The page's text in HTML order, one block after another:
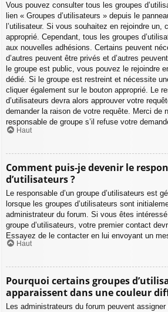
Vous pouvez consulter tous les groupes
lien « Groupes d’utilisateurs » depuis le
l’utilisateur. Si vous souhaitez en rejoindre un,
approprié. Cependant, tous les groupes
aux nouvelles adhésions. Certains peuvent
d’autres peuvent être privés et d’autres
le groupe est public, vous pouvez le rejoindre
dédié. Si le groupe est restreint et nécessite
cliquer également sur le bouton approprié. Le
d’utilisateurs devra alors approuver votre
demander la raison de votre requête. Merci de
responsable de groupe s’il refuse votre
Haut
Comment puis-je devenir le
d’utilisateurs ?
Le responsable d’un groupe d’utilisateurs est
lorsque les groupes d’utilisateurs sont
administrateur du forum. Si vous êtes intéressé
groupe d’utilisateurs, votre premier contact
Essayez de le contacter en lui envoyant un
Haut
Pourquoi certains groupes
apparaissent dans une couleur
Les administrateurs du forum peuvent